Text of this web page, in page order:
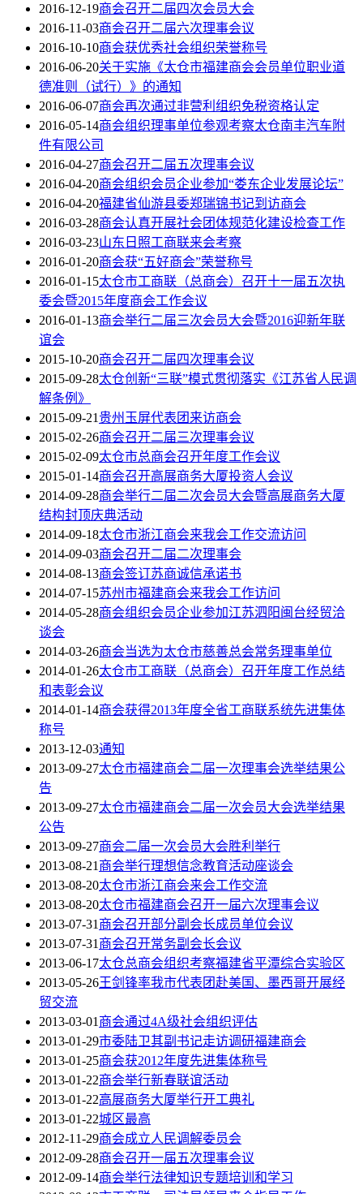
2016-12-19商会召开二届四次会员大会
2016-11-03商会召开二届六次理事会议
2016-10-10商会获优秀社会组织荣誉称号
2016-06-20关于实施《太仓市福建商会会员单位职业道
德准则（试行）》的通知
2016-06-07商会再次通过非营利组织免税资格认定
2016-05-14商会组织理事单位参观考察太仓南丰汽车附
件有限公司
2016-04-27商会召开二届五次理事会议
2016-04-20商会组织会员企业参加“娄东企业发展论坛”
2016-04-20福建省仙游县委郑瑞锦书记到访商会
2016-03-28商会认真开展社会团体规范化建设检查工作
2016-03-23山东日照工商联来会考察
2016-01-20商会获“五好商会”荣誉称号
2016-01-15太仓市工商联（总商会）召开十一届五次执
委会暨2015年度商会工作会议
2016-01-13商会举行二届三次会员大会暨2016迎新年联
谊会
2015-10-20商会召开二届四次理事会议
2015-09-28太仓创新“三联”模式贯彻落实《江苏省人民调
解条例》
2015-09-21贵州玉屏代表团来访商会
2015-02-26商会召开二届三次理事会议
2015-02-09太仓市总商会召开年度工作会议
2015-01-14商会召开高展商务大厦投资人会议
2014-09-28商会举行二届二次会员大会暨高展商务大厦
结构封顶庆典活动
2014-09-18太仓市浙江商会来我会工作交流访问
2014-09-03商会召开二届二次理事会
2014-08-13商会签订苏商诚信承诺书
2014-07-15苏州市福建商会来我会工作访问
2014-05-28商会组织会员企业参加江苏泗阳闽台经贸洽
谈会
2014-03-26商会当选为太仓市慈善总会常务理事单位
2014-01-26太仓市工商联（总商会）召开年度工作总结
和表彰会议
2014-01-14商会获得2013年度全省工商联系统先进集体
称号
2013-12-03通知
2013-09-27太仓市福建商会二届一次理事会选举结果公
告
2013-09-27太仓市福建商会二届一次会员大会选举结果
公告
2013-09-27商会二届一次会员大会胜利举行
2013-08-21商会举行理想信念教育活动座谈会
2013-08-20太仓市浙江商会来会工作交流
2013-08-20太仓市福建商会召开一届六次理事会议
2013-07-31商会召开部分副会长成员单位会议
2013-07-31商会召开常务副会长会议
2013-06-17太仓总商会组织考察福建省平潭综合实验区
2013-05-26王剑锋率我市代表团赴美国、墨西哥开展经
贸交流
2013-03-01商会通过4A级社会组织评估
2013-01-29市委陆卫其副书记走访调研福建商会
2013-01-25商会获2012年度先进集体称号
2013-01-22商会举行新春联谊活动
2013-01-22高展商务大厦举行开工典礼
2013-01-22城区最高
2012-11-29商会成立人民调解委员会
2012-09-28商会召开一届五次理事会议
2012-09-14商会举行法律知识专题培训和学习